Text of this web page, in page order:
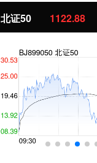
北证50 1122.88